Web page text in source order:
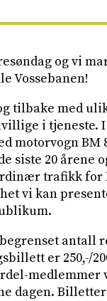
og vi
Vossebanen!
tilbake med
i tjeneste.
motorvogn BM
siste 20 årene
trafikk for
vi kan
antall
er 250,-/
medlemmer
dagen. Billetter